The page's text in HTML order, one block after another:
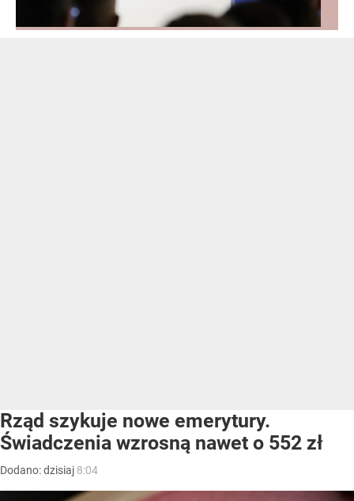
Rząd szykuje nowe emerytury.
Świadczenia wzrosną nawet o 552 zł
Dodano:dzisiaj 8:04